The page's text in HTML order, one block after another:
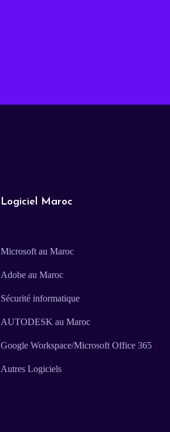
Logiciel Maroc
Microsoft au Maroc
Adobe au Maroc
Sécurité informatique
AUTODESK au Maroc
Google Workspace/Microsoft Office 365
Autres Logiciels